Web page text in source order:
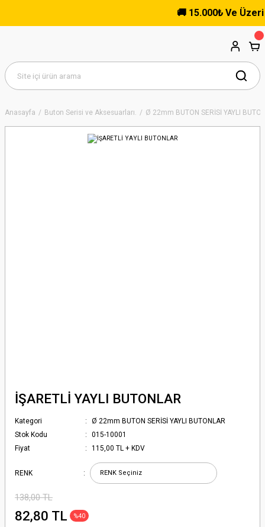
🚚 15.000₺ Ve Üzeri
Anasayfa Buton Serisi ve Aksesuarları. Ø 22mm BUTON SERİSİ YAYLI
İŞARETLİ YAYLI BUTONLAR
Kategori
Ø 22mm BUTON SERİSİ YAYLI BUTONLAR
Stok Kodu
015-10001
Fiyat
115,00 TL + KDV
RENK
138,00 TL
82,80 TL %40